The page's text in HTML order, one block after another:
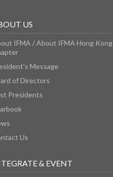
US
IFMA / About IFMA Hong Kong
Message
of Directors
Presidents
Us
& EVENT